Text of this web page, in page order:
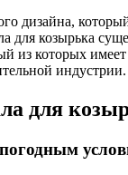
дизайна,
козырька
из которых
индустрии.
для